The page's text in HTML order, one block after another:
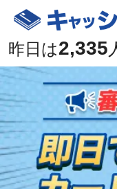
昨日は2,335